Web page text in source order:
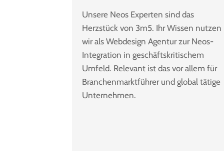
Unsere Neos Experten sind das
Herzstück von 3m5. Ihr Wissen nutzen
wir als Webdesign Agentur zur Neos-
Integration in geschäftskritischem
Umfeld. Relevant ist das vor allem für
Branchenmarktführer und global tätige
Unternehmen.